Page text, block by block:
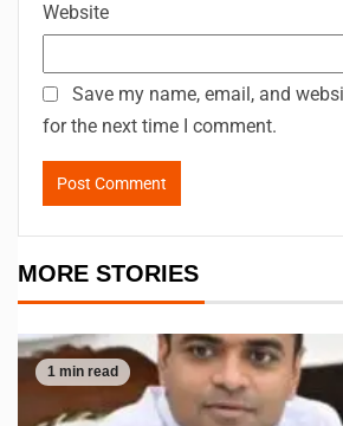
Website
Save my name, email, and
for the next time I comment.
MORE STORIES
1 min read